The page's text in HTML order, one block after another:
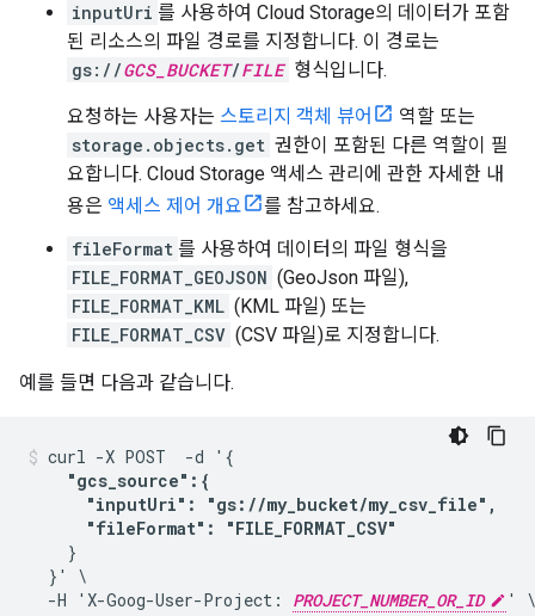
inputUri 를 사용하여 Cloud Storage의 데이터가 포함
된 리소스의 파일 경로를 지정합니다. 이 경로는
gs://GCS_BUCKET/FILE 형식입니다.
요청하는 사용자는 스토리지 객체 뷰어
역할 또는
storage.objects.get 권한이 포함된 다른 역할이 필
요합니다. Cloud Storage 액세스 관리에 관한 자세한 내
용은 액세스 제어 개요
를 참고하세요.
fileFormat 를 사용하여 데이터의 파일 형식을
FILE_FORMAT_GEOJSON (GeoJson 파일),
FILE_FORMAT_KML (KML 파일) 또는
FILE_FORMAT_CSV (CSV 파일)로 지정합니다.
예를 들면 다음과 같습니다.
curl -X POST  -d '{
"gcs_source":{
      "inputUri": "gs://my_bucket/my_csv_file",
      "fileFormat": "FILE_FORMAT_CSV"
    }
  }' \
  -H 'X-Goog-User-Project:
PROJECT_NUMBER_OR_ID
' \